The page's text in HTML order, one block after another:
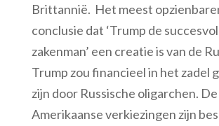
Brittannië. Het meest
conclusie dat ‘Trump de
zakenman’ een creatie is van de
Trump zou financieel in het zadel
zijn door Russische oligarchen. De
Amerikaanse verkiezingen zijn